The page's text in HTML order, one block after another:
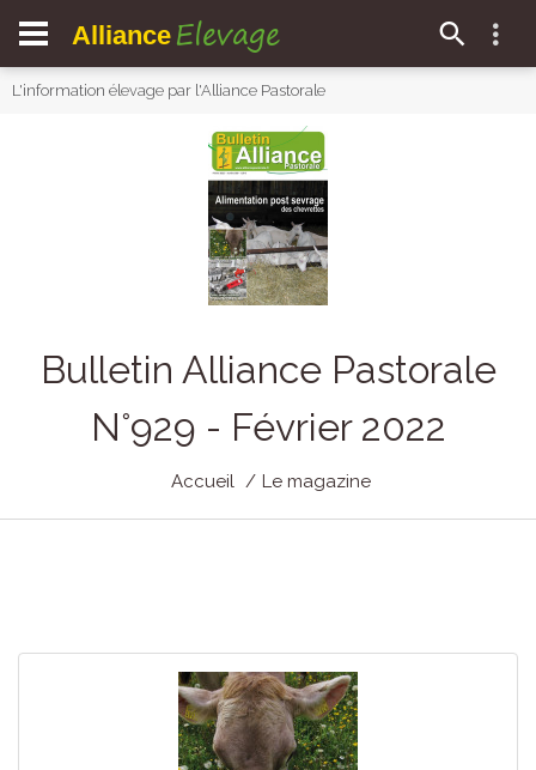
Alliance Elevage
L'information élevage par l'Alliance Pastorale
Bulletin Alliance Pastorale
N°929 - Février 2022
Accueil Le magazine